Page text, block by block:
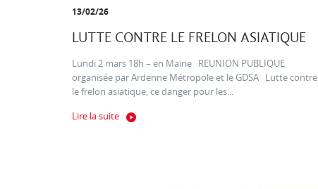
13/02/26
LUTTE CONTRE LE FRELON ASIATIQUE
Lundi 2 mars 18h – en Mairie REUNION PUBLIQUE
organisée par Ardenne Métropole et le GDSA Lutte contre
le frelon asiatique, ce danger pour les...
Lire la suite